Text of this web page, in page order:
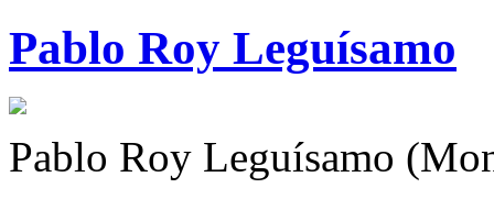
Pablo Roy Leguísamo
Pablo Roy Leguísamo